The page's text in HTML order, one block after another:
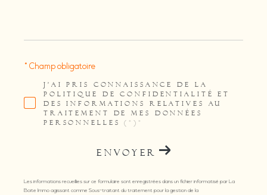
J'AI PRIS CONNAISSANCE DE LA
POLITIQUE DE CONFIDENTIALITÉ ET
DES INFORMATIONS RELATIVES AU
TRAITEMENT DE MES DONNÉES
PERSONNELLES (*)*
* Champ obligatoire
ENVOYER
Les informations recueillies sur ce formulaire sont enregistrées dans un fichier informatisé par La
Boite Immo agissant comme Sous-traitant du traitement pour la gestion de la